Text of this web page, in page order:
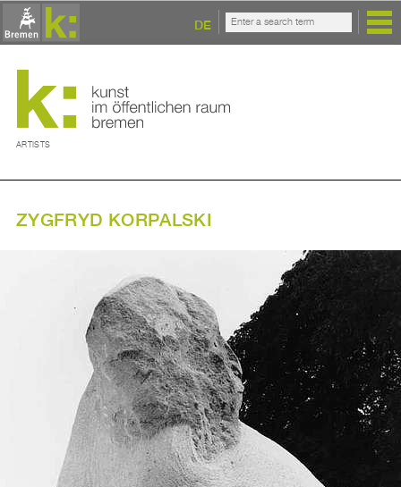
DE
ARTISTS
ZYGFRYD KORPALSKI